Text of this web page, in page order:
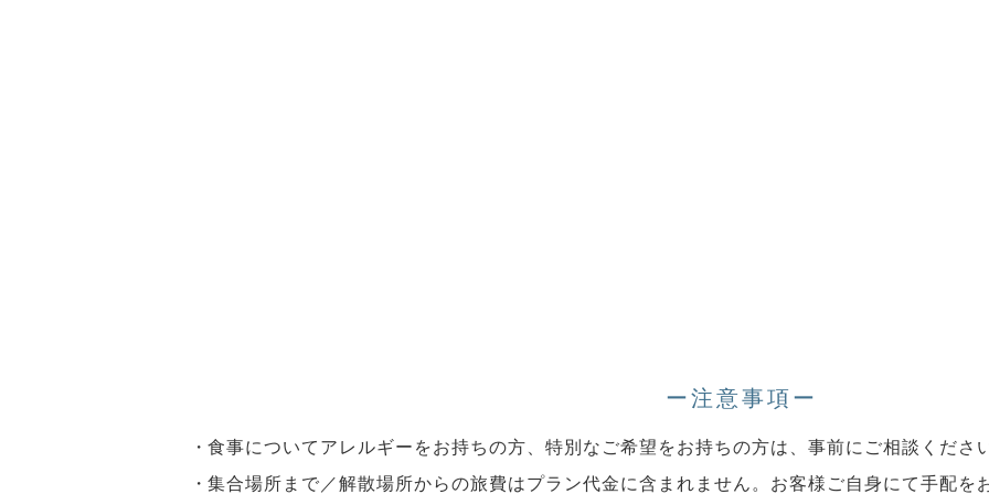
ー注意事項ー
食事についてアレルギーをお持ちの方、特別なご希望をお持ちの方は、事前にご相談くださ
集合場所まで／解散場所からの旅費はプラン代金に含まれません。お客様ご自身にて手配を